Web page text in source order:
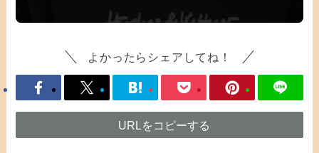
よかったらシェアしてね！
URLをコピーする